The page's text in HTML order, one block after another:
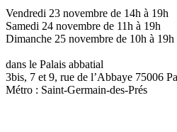
Vendredi 23 novembre de 14h à 19h
Samedi 24 novembre de 11h à 19h
Dimanche 25 novembre de 10h à 19h
dans le Palais abbatial
3bis, 7 et 9, rue de l’Abbaye 75006
Métro : Saint-Germain-des-Prés